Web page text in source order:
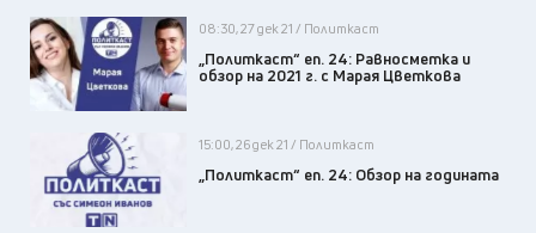
08:30, 27 дек 21 / Политкаст
„Политкаст“ еп. 24: Равносметка и
обзор на 2021 г. с Марая Цветкова
15:00, 26 дек 21 / Политкаст
„Политкаст“ еп. 24: Обзор на годината